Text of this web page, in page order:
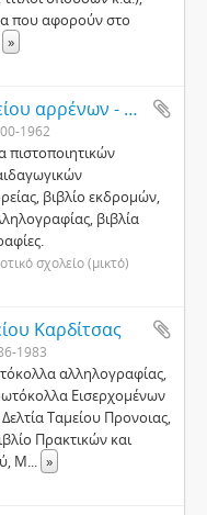
που αφορούν στο
»
Αρχείο 1ου Δημοτικού σχολείου αρρένων - 4ου Δημοτικού σχολείου (μικτού) Καλαμάτας
1962
πιστοποιητικών
βιβλίο εκδρομών,
βιβλία
σχολείο (μικτό)
Καρδίτσας
1983
αλληλογραφίας,
Εισερχομένων
Ταμείου Προνοιας,
Πρακτικών και
Μ... »